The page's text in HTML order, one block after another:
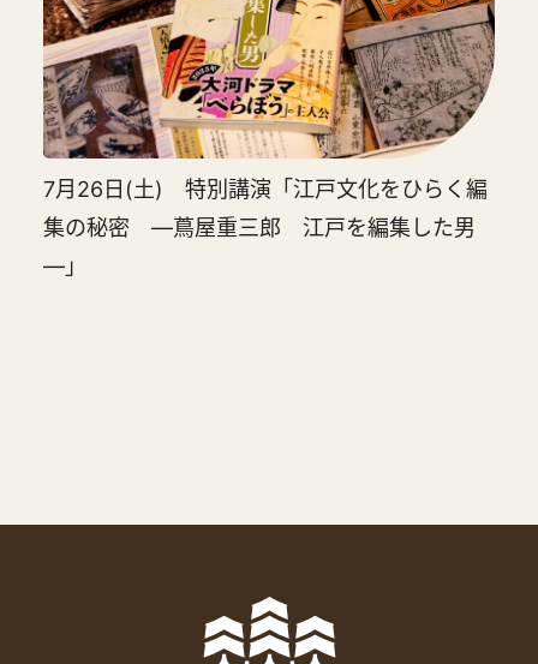
7月26日(土) 特別講演「江戸文化をひらく編
集の秘密 ―蔦屋重三郎 江戸を編集した男
―」